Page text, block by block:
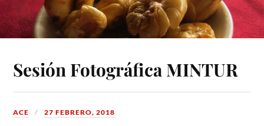
Sesión Fotográfica MINTUR
ACE 27 FEBRERO, 2018